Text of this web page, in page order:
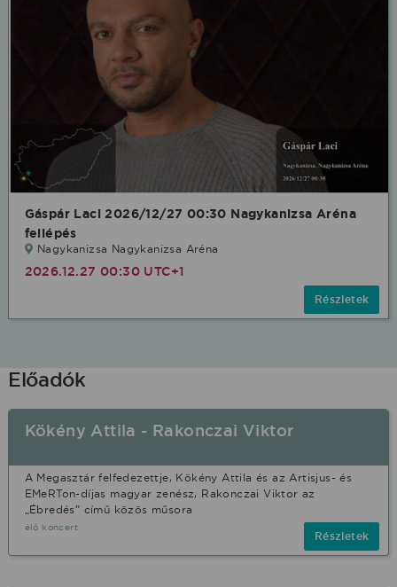
Gáspár Laci 2026/12/27 00:30 Nagykanizsa Aréna
fellépés
Nagykanizsa Nagykanizsa Aréna
2026.12.27 00:30 UTC+1
Részletek
Előadók
Kökény Attila - Rakonczai Viktor
A Megasztár felfedezettje, Kökény Attila és az Artisjus- és
EMeRTon-díjas magyar zenész, Rakonczai Viktor az
„Ébredés” című közös műsora
élő koncert
Részletek